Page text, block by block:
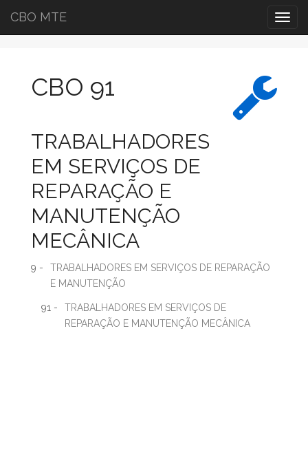
CBO MTE
CBO 91
TRABALHADORES
EM SERVIÇOS DE
REPARAÇÃO E
MANUTENÇÃO
MECÂNICA
9 -
TRABALHADORES EM SERVIÇOS DE REPARAÇÃO
E MANUTENÇÃO
91 -
TRABALHADORES EM SERVIÇOS DE
REPARAÇÃO E MANUTENÇÃO MECÂNICA